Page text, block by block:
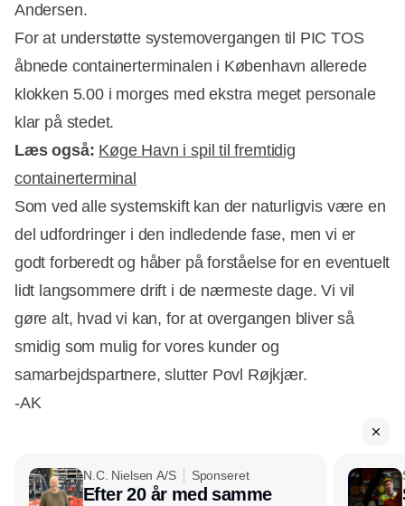
Andersen.
For at understøtte systemovergangen til PIC TOS
åbnede containerterminalen i København allerede
klokken 5.00 i morges med ekstra meget personale
klar på stedet.
Læs også: Køge Havn i spil til fremtidig
containerterminal
Som ved alle systemskift kan der naturligvis være en
del udfordringer i den indledende fase, men vi er
godt forberedt og håber på forståelse for en eventuelt
lidt langsommere drift i de nærmeste dage. Vi vil
gøre alt, hvad vi kan, for at overgangen bliver så
smidig som mulig for vores kunder og
samarbejdspartnere, slutter Povl Røjkjær.
-AK
N.C. Nielsen A/S Sponseret
Efter 20 år med samme